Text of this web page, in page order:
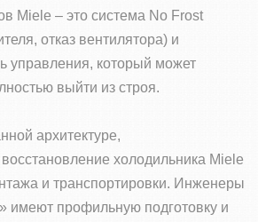
Miele – это система No Frost
отказ вентилятора) и
управления, который может
выйти из строя.
архитектуре,
холодильника Miele
и транспортировки. Инженеры
имеют профильную подготовку и